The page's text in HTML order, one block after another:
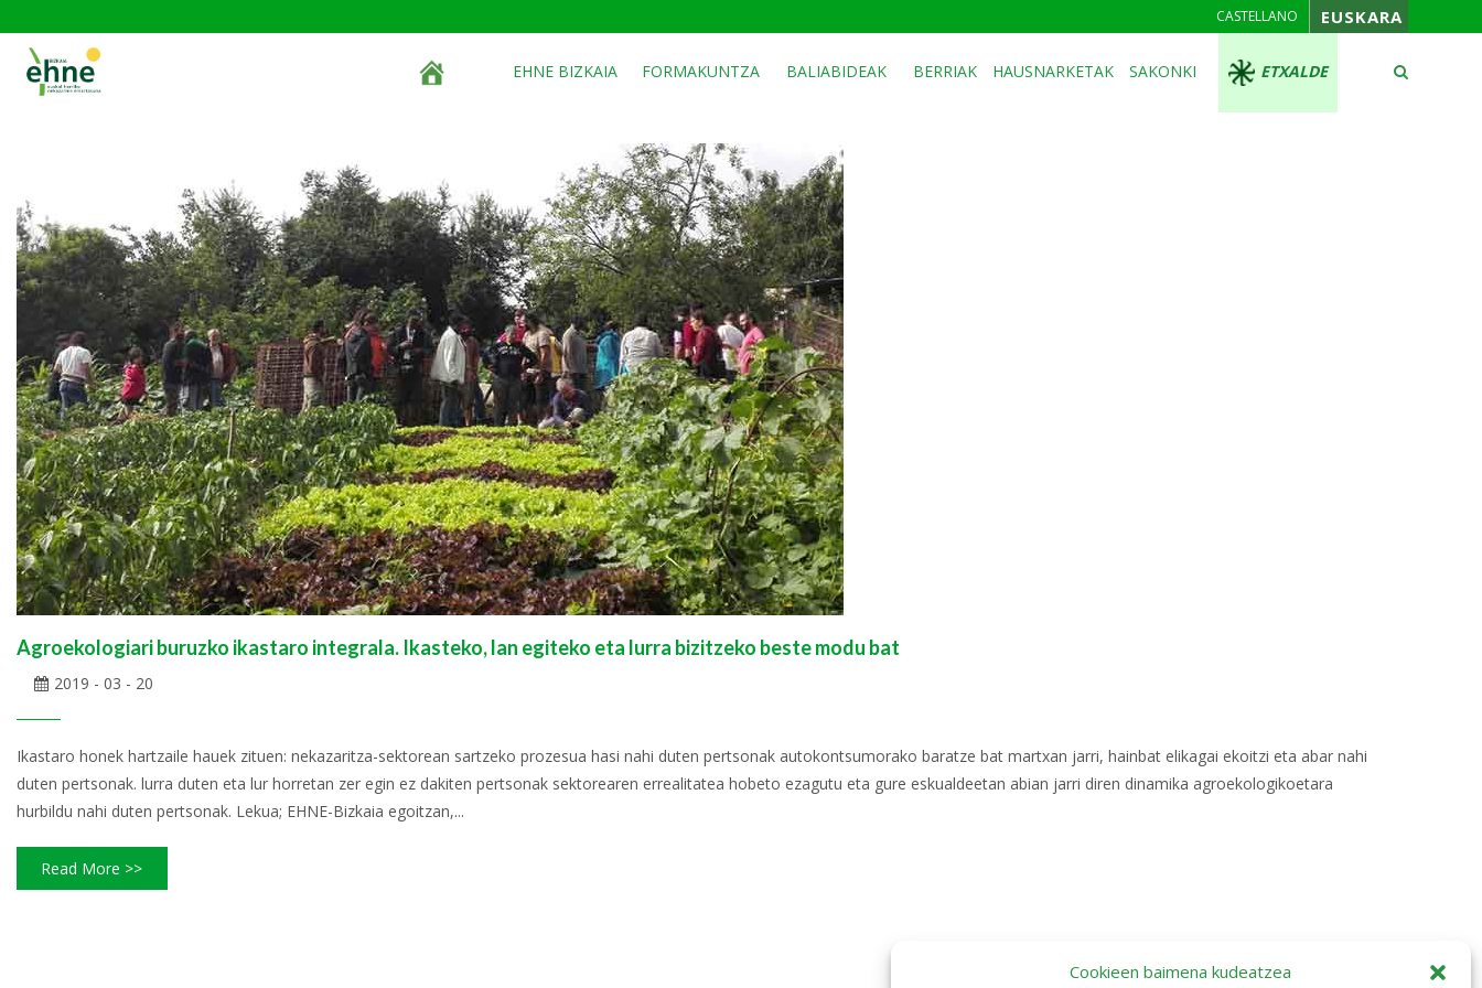
Cookieen baimena kudeatzea
CASTELLANO EUSKARA
EHNE BIZKAIA FORMAKUNTZA BALIABIDEAK BERRIAK HAUSNARKETAK SAKONKI ETXALDE
Agroekologiari buruzko ikastaro integrala. Ikasteko, lan egiteko eta lurra bizitzeko beste modu bat
2019 - 03 - 20
Ikastaro honek hartzaile hauek zituen: nekazaritza-sektorean sartzeko prozesua hasi nahi duten pertsonak autokontsumorako baratze bat martxan jarri, hainbat elikagai ekoitzi eta abar nahi
duten pertsonak. lurra duten eta lur horretan zer egin ez dakiten pertsonak sektorearen errealitatea hobeto ezagutu eta gure eskualdeetan abian jarri diren dinamika agroekologikoetara
hurbildu nahi duten pertsonak. Lekua; EHNE-Bizkaia egoitzan,...
Read More >>